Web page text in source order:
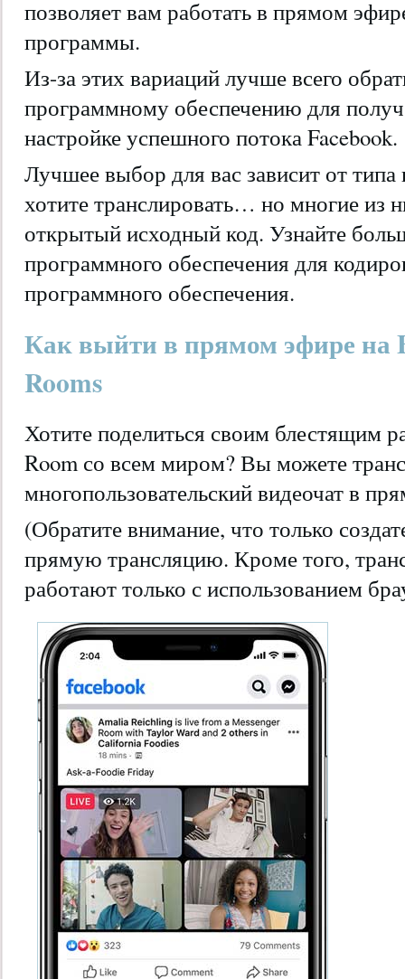
позволяет вам работать в прямом
программы.
Из-за этих вариаций лучше всего
программному обеспечению для
настройке успешного потока Facebook.
Лучшее выбор для вас зависит от
хотите транслировать… но многие из
открытый исходный код. Узнайте
программного обеспечения для
программного обеспечения.
Как выйти в прямом эфире на
Rooms
Хотите поделиться своим блестящим
Room со всем миром? Вы можете
многопользовательский видеочат в
(Обратите внимание, что только
прямую трансляцию. Кроме того,
работают только с использованием